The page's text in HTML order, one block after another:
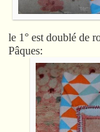
le 1° est doublé de
Pâques: